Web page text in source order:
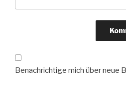
Benachrichtige mich über neue